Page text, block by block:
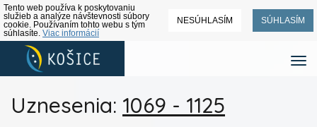
Tento web používa k poskytovaniu
služieb a analýze návštevnosti súbory
cookie. Používaním tohto webu s tým
súhlasíte. Viac informácií
NESÚHLASÍM SÚHLASÍM
Uznesenia: 1069 - 1125